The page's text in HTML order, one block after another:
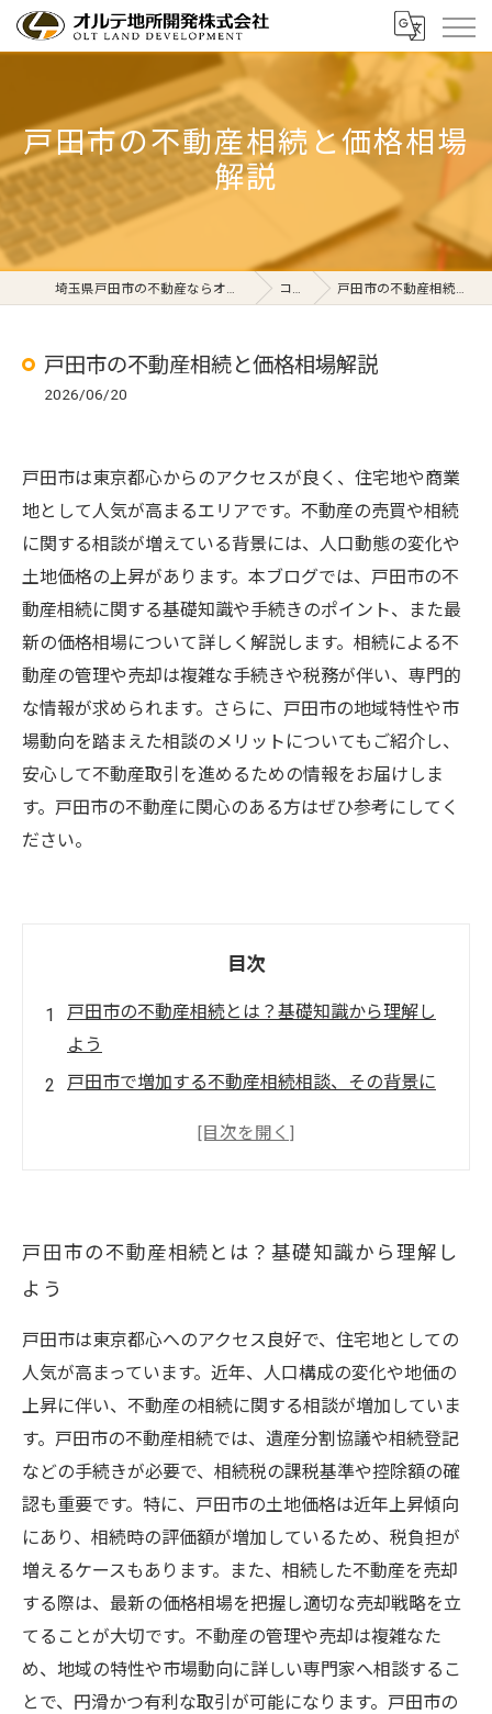
戸田市の不動産相続と価格相場
解説
埼玉県戸田市の不動産ならオルテ地所開発株式会社 コラム 戸田市の不動産相続と価格相場解説
戸田市の不動産相続と価格相場解説
2026/06/20
戸田市は東京都心からのアクセスが良く、住宅地や商業
地として人気が高まるエリアです。不動産の売買や相続
に関する相談が増えている背景には、人口動態の変化や
土地価格の上昇があります。本ブログでは、戸田市の不
動産相続に関する基礎知識や手続きのポイント、また最
新の価格相場について詳しく解説します。相続による不
動産の管理や売却は複雑な手続きや税務が伴い、専門的
な情報が求められます。さらに、戸田市の地域特性や市
場動向を踏まえた相談のメリットについてもご紹介し、
安心して不動産取引を進めるための情報をお届けしま
す。戸田市の不動産に関心のある方はぜひ参考にしてく
ださい。
目次
戸田市の不動産相続とは？基礎知識から理解し
よう
戸田市で増加する不動産相続相談、その背景に
タイミングの見極め方
事例と相談メリット
戸田市の不動産売買で知っておくべき相続時の
注意点まとめ
戸田市の不動産相続と価格相場：安心して売買
を進めるための最新情報
戸田市の不動産相続とは？基礎知識から理解し
よう
戸田市は東京都心へのアクセス良好で、住宅地としての
人気が高まっています。近年、人口構成の変化や地価の
上昇に伴い、不動産の相続に関する相談が増加していま
す。戸田市の不動産相続では、遺産分割協議や相続登記
などの手続きが必要で、相続税の課税基準や控除額の確
認も重要です。特に、戸田市の土地価格は近年上昇傾向
にあり、相続時の評価額が増加しているため、税負担が
増えるケースもあります。また、相続した不動産を売却
する際は、最新の価格相場を把握し適切な売却戦略を立
てることが大切です。不動産の管理や売却は複雑なた
め、地域の特性や市場動向に詳しい専門家へ相談するこ
とで、円滑かつ有利な取引が可能になります。戸田市の